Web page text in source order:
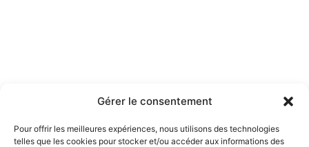
Gérer le consentement
Pour offrir les meilleures expériences, nous utilisons des technologies
telles que les cookies pour stocker et/ou accéder aux informations des